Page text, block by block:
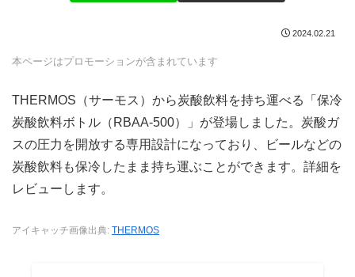
2024.02.21
本ページはプロモーションが含まれています
THERMOS（サーモス）から炭酸飲料を持ち運べる「保冷
炭酸飲料ボトル（RBAA-500）」が登場しました。炭酸ガ
スの圧力を開放する専用設計になっており、ビールなどの
炭酸飲料も保冷したまま持ち運ぶことができます。詳細を
レビューします。
アイキャッチ画像出典: THERMOS